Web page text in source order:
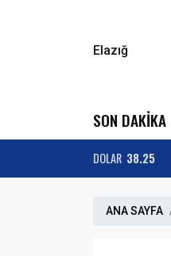
Elazığ
SON DAKİKA
DOLAR 38.25
ANA SAYFA